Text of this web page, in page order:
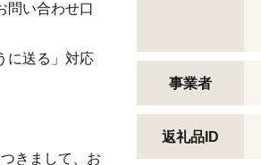
問い合わせ口
に送る」対応
きまして、お
事業者
返礼品ID